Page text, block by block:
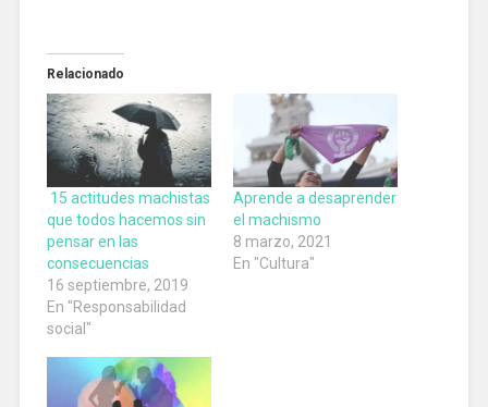
Relacionado
15 actitudes machistas
que todos hacemos sin
pensar en las
consecuencias
16 septiembre, 2019
En "Responsabilidad
social"
Aprende a desaprender
el machismo
8 marzo, 2021
En "Cultura"